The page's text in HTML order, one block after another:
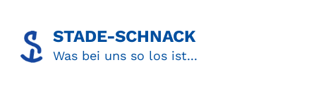
STADE-SCHNACK​
Was bei uns so los ist...